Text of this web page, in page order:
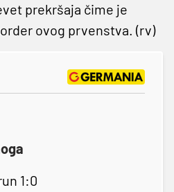
prekršaja čime je
ovog prvenstva. (rv)
1:0